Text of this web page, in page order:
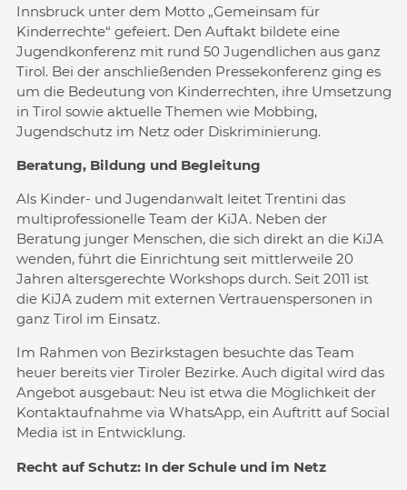
Innsbruck unter dem Motto „Gemeinsam für
Kinderrechte“ gefeiert. Den Auftakt bildete eine
Jugendkonferenz mit rund 50 Jugendlichen aus ganz
Tirol. Bei der anschließenden Pressekonferenz ging es
um die Bedeutung von Kinderrechten, ihre Umsetzung
in Tirol sowie aktuelle Themen wie Mobbing,
Jugendschutz im Netz oder Diskriminierung.
Beratung, Bildung und Begleitung
Als Kinder- und Jugendanwalt leitet Trentini das
multiprofessionelle Team der KiJA. Neben der
Beratung junger Menschen, die sich direkt an die KiJA
wenden, führt die Einrichtung seit mittlerweile 20
Jahren altersgerechte Workshops durch. Seit 2011 ist
die KiJA zudem mit externen Vertrauenspersonen in
ganz Tirol im Einsatz.
Im Rahmen von Bezirkstagen besuchte das Team
heuer bereits vier Tiroler Bezirke. Auch digital wird das
Angebot ausgebaut: Neu ist etwa die Möglichkeit der
Kontaktaufnahme via WhatsApp, ein Auftritt auf Social
Media ist in Entwicklung.
Recht auf Schutz: In der Schule und im Netz